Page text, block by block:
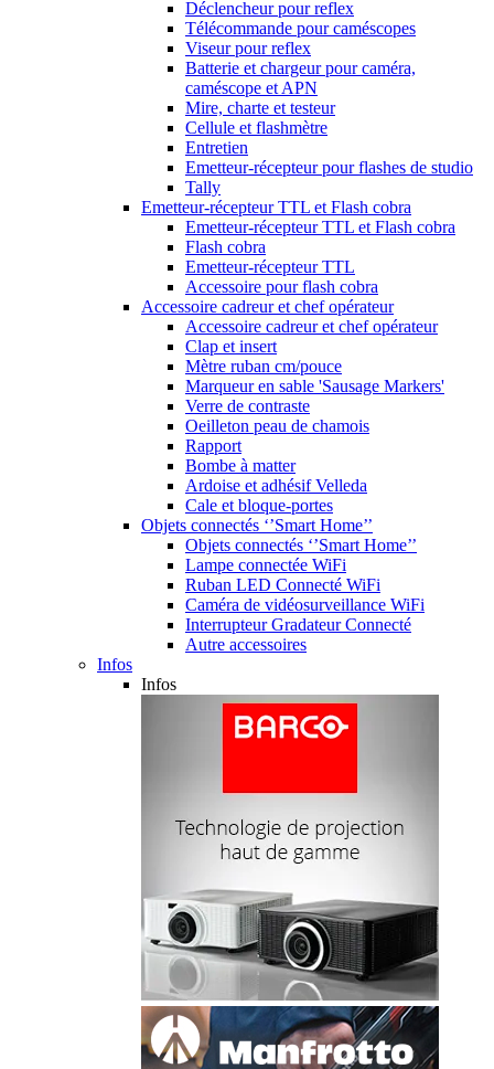
Déclencheur pour reflex
Télécommande pour caméscopes
Viseur pour reflex
Batterie et chargeur pour caméra,
caméscope et APN
Mire, charte et testeur
Cellule et flashmètre
Entretien
Emetteur-récepteur pour flashes de studio
Tally
Emetteur-récepteur TTL et Flash cobra
Emetteur-récepteur TTL et Flash cobra
Flash cobra
Emetteur-récepteur TTL
Accessoire pour flash cobra
Accessoire cadreur et chef opérateur
Accessoire cadreur et chef opérateur
Clap et insert
Mètre ruban cm/pouce
Marqueur en sable 'Sausage Markers'
Verre de contraste
Oeilleton peau de chamois
Rapport
Bombe à matter
Ardoise et adhésif Velleda
Cale et bloque-portes
Objets connectés ‘’Smart Home’’
Objets connectés ‘’Smart Home’’
Lampe connectée WiFi
Ruban LED Connecté WiFi
Caméra de vidéosurveillance WiFi
Interrupteur Gradateur Connecté
Autre accessoires
Infos
Infos